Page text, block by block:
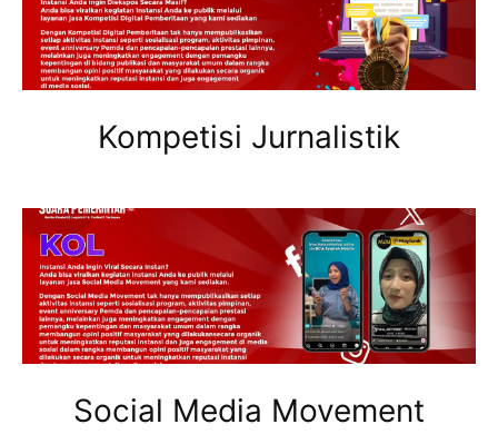
Kompetisi Jurnalistik
Social Media Movement